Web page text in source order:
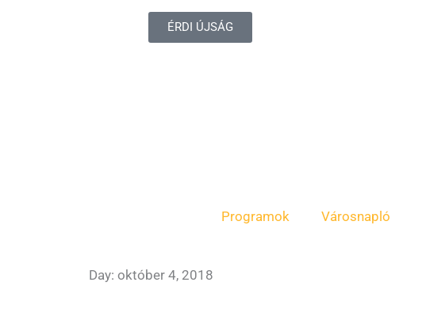
ÉRDI ÚJSÁG
Programok Városnapló
Day: október 4, 2018